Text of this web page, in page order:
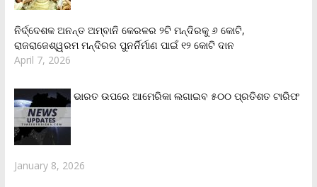
ନିର୍ଦ୍ଦେଶକ ଅନନ୍ତ ଅମ୍ବାନି କେରଳର ୨ଟି ମନ୍ଦିରକୁ ୬ କୋଟି,
ରାଜରାଜେଶ୍ୱରମ ମନ୍ଦିରର ପୁନର୍ନିର୍ମାଣ ପାଇଁ ୧୨ କୋଟି ଦାନ
April 7, 2026
ଭାରତ ଉପରେ ଆମେରିକା ଲଗାଇବ ୫୦୦ ପ୍ରତିଶତ ଟାରିଫ
January 8, 2026